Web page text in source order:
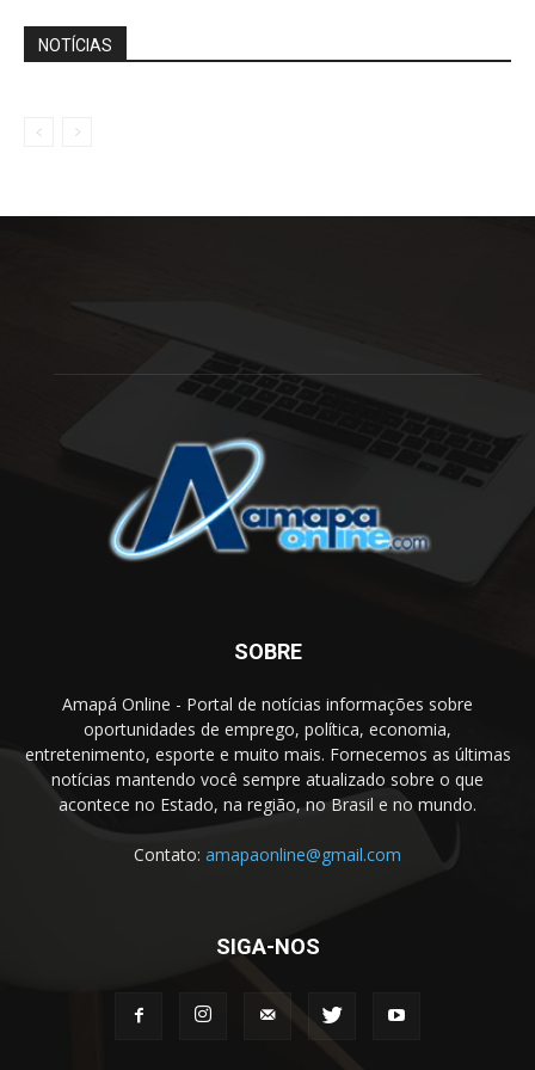
NOTÍCIAS
SOBRE
Amapá Online - Portal de notícias informações sobre
oportunidades de emprego, política, economia,
entretenimento, esporte e muito mais. Fornecemos as últimas
notícias mantendo você sempre atualizado sobre o que
acontece no Estado, na região, no Brasil e no mundo.
Contato: amapaonline@gmail.com
SIGA-NOS